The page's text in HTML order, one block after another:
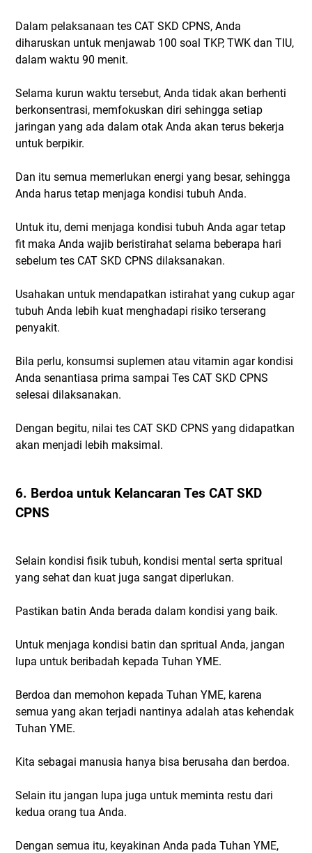
Dalam pelaksanaan tes CAT SKD CPNS, Anda
diharuskan untuk menjawab 100 soal TKP, TWK dan TIU,
dalam waktu 90 menit.
Selama kurun waktu tersebut, Anda tidak akan berhenti
berkonsentrasi, memfokuskan diri sehingga setiap
jaringan yang ada dalam otak Anda akan terus bekerja
untuk berpikir.
Dan itu semua memerlukan energi yang besar, sehingga
Anda harus tetap menjaga kondisi tubuh Anda.
Untuk itu, demi menjaga kondisi tubuh Anda agar tetap
fit maka Anda wajib beristirahat selama beberapa hari
sebelum tes CAT SKD CPNS dilaksanakan.
Usahakan untuk mendapatkan istirahat yang cukup agar
tubuh Anda lebih kuat menghadapi risiko terserang
penyakit.
Bila perlu, konsumsi suplemen atau vitamin agar kondisi
Anda senantiasa prima sampai Tes CAT SKD CPNS
selesai dilaksanakan.
Dengan begitu, nilai tes CAT SKD CPNS yang didapatkan
akan menjadi lebih maksimal.
6. Berdoa untuk Kelancaran Tes CAT SKD
CPNS
Selain kondisi fisik tubuh, kondisi mental serta spritual
yang sehat dan kuat juga sangat diperlukan.
Pastikan batin Anda berada dalam kondisi yang baik.
Untuk menjaga kondisi batin dan spritual Anda, jangan
lupa untuk beribadah kepada Tuhan YME.
Berdoa dan memohon kepada Tuhan YME, karena
semua yang akan terjadi nantinya adalah atas kehendak
Tuhan YME.
Kita sebagai manusia hanya bisa berusaha dan berdoa.
Selain itu jangan lupa juga untuk meminta restu dari
kedua orang tua Anda.
Dengan semua itu, keyakinan Anda pada Tuhan YME,